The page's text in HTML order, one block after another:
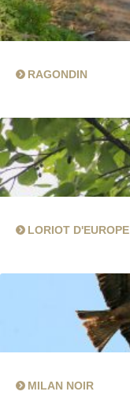
RAGONDIN
LORIOT D'EUROPE
MILAN NOIR